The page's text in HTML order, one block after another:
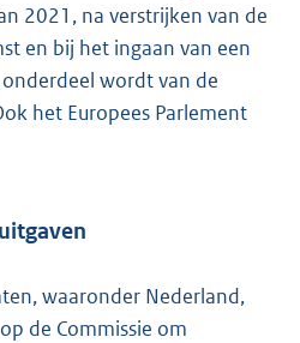
2021, na verstrijken van de
en bij het ingaan van een
wordt van de
het Europees Parlement
waaronder Nederland,
de Commissie om